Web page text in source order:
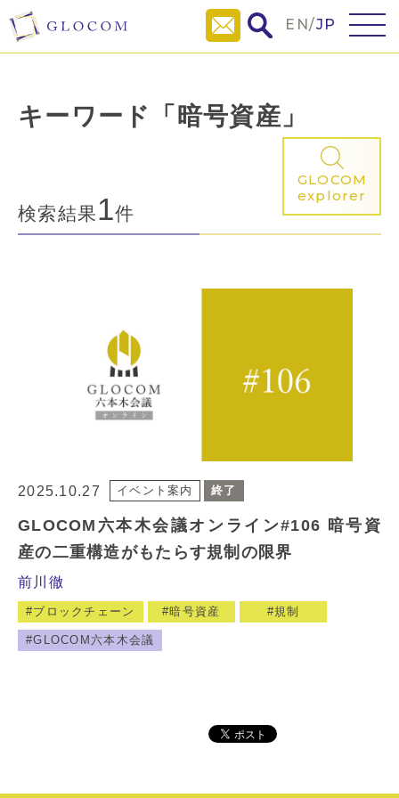
EN/JP
キーワード「暗号資産」
GLOCOM
explorer
検索結果1件
2025.10.27 イベント案内 終了
GLOCOM六本木会議オンライン#106 暗号資
産の二重構造がもたらす規制の限界
前川徹
ブロックチェーン 暗号資産 規制
GLOCOM六本木会議